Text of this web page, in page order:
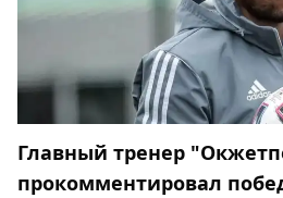
Главный тренер
прокомментировал